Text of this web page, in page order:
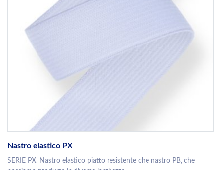
Nastro elastico PX
SERIE PX. Nastro elastico piatto resistente che nastro PB, che